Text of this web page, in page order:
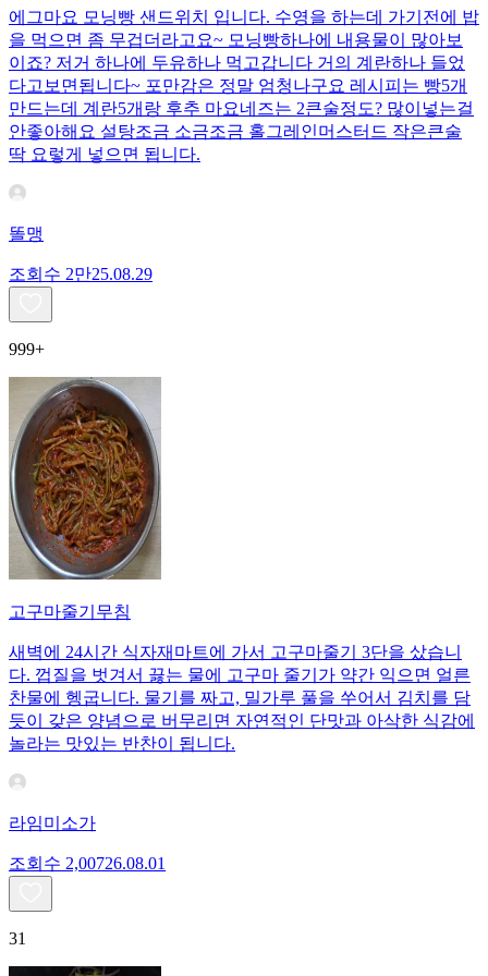
에그마요 모닝빵 샌드위치 입니다. 수영을 하는데 가기전에 밥
을 먹으면 좀 무겁더라고요~ 모닝빵하나에 내용물이 많아보
이죠? 저거 하나에 두유하나 먹고갑니다 거의 계란하나 들었
다고보면됩니다~ 포만감은 정말 엄청나구요 레시피는 빵5개
만드는데 계란5개랑 후추 마요네즈는 2큰술정도? 많이넣는걸
안좋아해요 설탕조금 소금조금 홀그레인머스터드 작은큰술
딱 요렇게 넣으면 됩니다.
똘맹
조회수 2만25.08.29
999+
고구마줄기무침
새벽에 24시간 식자재마트에 가서 고구마줄기 3단을 샀습니
다. 껍질을 벗겨서 끓는 물에 고구마 줄기가 약간 익으면 얼른
찬물에 헹굽니다. 물기를 짜고, 밀가루 풀을 쑤어서 김치를 담
듯이 갖은 양념으로 버무리면 자연적인 단맛과 아삭한 식감에
놀라는 맛있는 반찬이 됩니다.
라임미소가
조회수 2,00726.08.01
31